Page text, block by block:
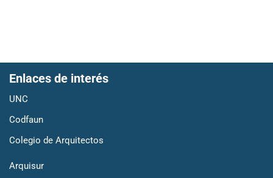
Enlaces de interés
UNC
Codfaun
Colegio de Arquitectos
Arquisur